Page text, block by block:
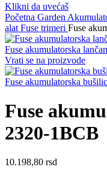
Klikni da uvećaš
Početna Garden
alat Fuse trimeri Fuse
Fuse akumulatorska
Vrati se na proizvode
Fuse akumulatorska
Fuse
2320-1BCB
10.198,80 rsd